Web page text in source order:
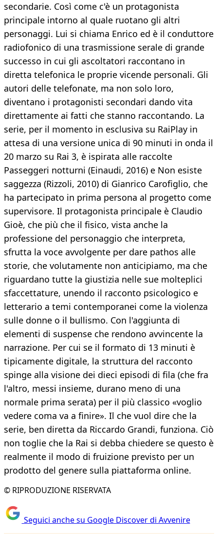
secondarie. Così come c'è un protagonista
principale intorno al quale ruotano gli altri
personaggi. Lui si chiama Enrico ed è il conduttore
radiofonico di una trasmissione serale di grande
successo in cui gli ascoltatori raccontano in
diretta telefonica le proprie vicende personali. Gli
autori delle telefonate, ma non solo loro,
diventano i protagonisti secondari dando vita
direttamente ai fatti che stanno raccontando. La
serie, per il momento in esclusiva su RaiPlay in
attesa di una versione unica di 90 minuti in onda il
20 marzo su Rai 3, è ispirata alle raccolte
Passeggeri notturni (Einaudi, 2016) e Non esiste
saggezza (Rizzoli, 2010) di Gianrico Carofiglio, che
ha partecipato in prima persona al progetto come
supervisore. Il protagonista principale è Claudio
Gioè, che più che il fisico, vista anche la
professione del personaggio che interpreta,
sfrutta la voce avvolgente per dare pathos alle
storie, che volutamente non anticipiamo, ma che
riguardano tutte la giustizia nelle sue molteplici
sfaccettature, unendo il racconto psicologico e
letterario a temi contemporanei come la violenza
sulle donne o il bullismo. Con l'aggiunta di
elementi di suspense che rendono avvincente la
narrazione. Per cui se il formato di 13 minuti è
tipicamente digitale, la struttura del racconto
spinge alla visione dei dieci episodi di fila (che fra
l'altro, messi insieme, durano meno di una
normale prima serata) per il più classico «voglio
vedere coma va a finire». Il che vuol dire che la
serie, ben diretta da Riccardo Grandi, funziona. Ciò
non toglie che la Rai si debba chiedere se questo è
realmente il modo di fruizione previsto per un
prodotto del genere sulla piattaforma online.
© RIPRODUZIONE RISERVATA
Seguici anche su Google Discover di Avvenire